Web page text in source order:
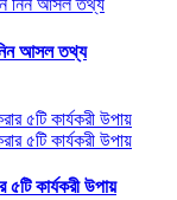
নিন আসল তথ্য
কার্যকরী উপায়